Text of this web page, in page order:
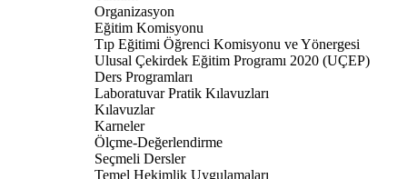
Organizasyon
Eğitim Komisyonu
Tıp Eğitimi Öğrenci Komisyonu ve Yönergesi
Ulusal Çekirdek Eğitim Programı 2020 (UÇEP)
Ders Programları
Laboratuvar Pratik Kılavuzları
Kılavuzlar
Karneler
Ölçme-Değerlendirme
Seçmeli Dersler
Temel Hekimlik Uygulamaları